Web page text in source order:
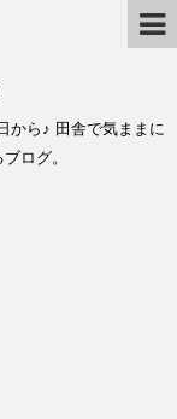
から♪ 田舎で気ままに
ログ。